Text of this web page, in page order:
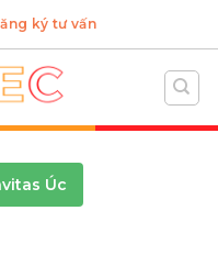
ký tư vấn
Úc